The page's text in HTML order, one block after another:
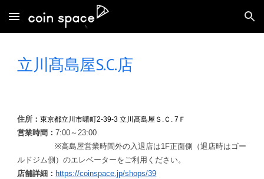
Skip to main content Skip to navigation
立川髙島屋S.C.店
住所 ：東京都立川市曙町2-39-3 立川髙島屋Ｓ.Ｃ. 7Ｆ
営業時間 ：7:00～23:00
※高島屋営業時間外の入退店は1F正面側（退店時はゴー
ルドジム側）のエレベーターをご利用ください。
店舗詳細 ： https://coinspace.jp/shops/39